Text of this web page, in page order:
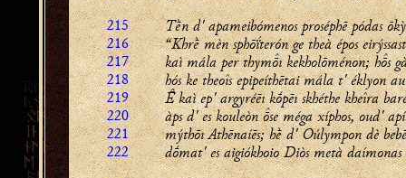
215 Tḕn d' apameibómenos proséphē pódas
216 “Khrḕ mèn sphōḯterón ge theà épos
217 kaì mála per thymı kekholōménon; hs
218 hós ke theoîs epipeíthētai mála t' éklyon
219  kaì ep' argyréēı kṓpēı skhéthe kheîra
220 àps d' es kouleòn se méga xíphos, oud'
221 mýthōı Athēnaíēs; hḕ d' Oúlympon dè
222 dṓmat' es aigiókhoio Diòs metà daímonas